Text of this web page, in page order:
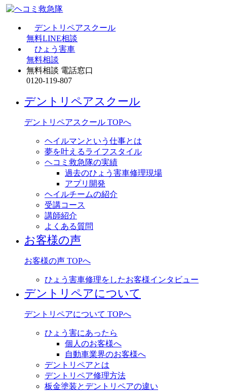
デントリペアスクール
無料LINE相談
ひょう害車
無料相談
無料相談 電話窓口
0120-119-807
デントリペアスクール
デントリペアスクール TOPへ
ヘイルマンという仕事とは
夢を叶えるライフスタイル
ヘコミ救急隊の実績
過去のひょう害車修理現場
アプリ開発
ヘイルチームの紹介
受講コース
講師紹介
よくある質問
お客様の声
お客様の声 TOPへ
ひょう害車修理をしたお客様インタビュー
デントリペアについて
デントリペアについて TOPへ
ひょう害にあったら
個人のお客様へ
自動車業界のお客様へ
デントリペアとは
デントリペア修理方法
板金塗装とデントリペアの違い